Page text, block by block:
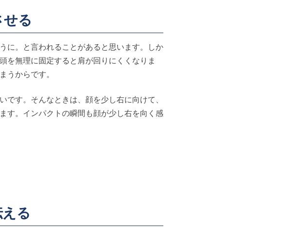
せる
に。と言われることがあると思います。しか
を無理に固定すると肩が回りにくくなりま
うからです。
す。そんなときは、顔を少し右に向けて、
す。インパクトの瞬間も顔が少し右を向く感
る